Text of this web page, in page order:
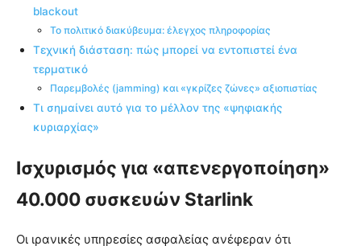
blackout
Το πολιτικό διακύβευμα: έλεγχος πληροφορίας
Τεχνική διάσταση: πώς μπορεί να εντοπιστεί ένα
τερματικό
Παρεμβολές (jamming) και «γκρίζες ζώνες» αξιοπιστίας
Τι σημαίνει αυτό για το μέλλον της «ψηφιακής
κυριαρχίας»
Ισχυρισμός για «απενεργοποίηση»
40.000 συσκευών Starlink
Οι ιρανικές υπηρεσίες ασφαλείας ανέφεραν ότι